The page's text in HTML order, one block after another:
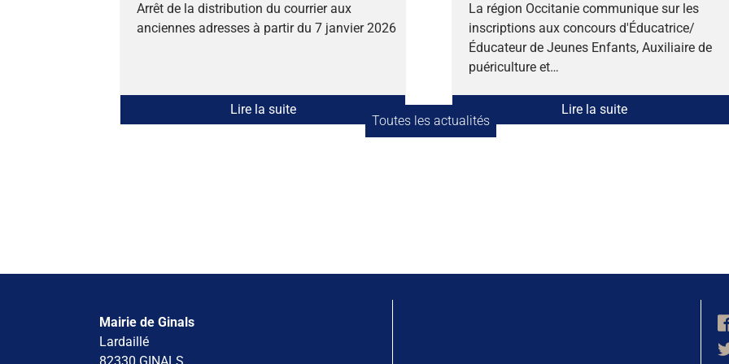
Arrêt de la distribution du courrier aux
anciennes adresses à partir du 7 janvier 2026
Lire la suite
La région Occitanie communique sur les
inscriptions aux concours d'Éducatrice/
Éducateur de Jeunes Enfants, Auxiliaire de
puériculture et…
Lire la suite
Toutes les actualités
Mairie de Ginals
Lardaillé